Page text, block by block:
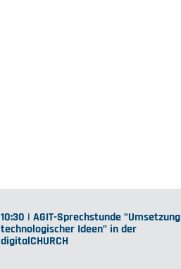
10:30 | AGIT-Sprechstunde "Umsetzung
technologischer Ideen" in der
digitalCHURCH